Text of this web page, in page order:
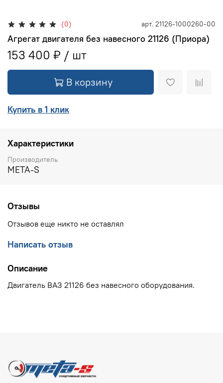
(0) арт. 21126-1000260-00
Агрегат двигателя без навесного 21126 (Приора)
153 400 ₽
В корзину
Купить в 1 клик
Характеристики
Производитель
META-S
Отзывы
Отзывов еще никто не оставлял
Написать отзыв
Описание
Двигатель ВАЗ 21126 без навесного оборудования.